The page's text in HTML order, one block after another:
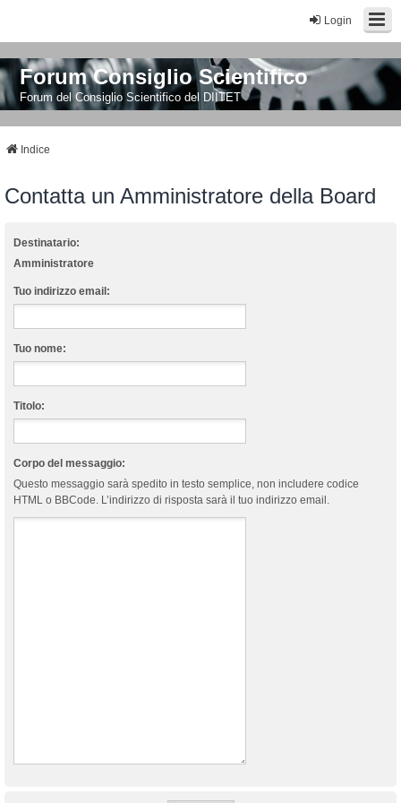
Login
Forum Consiglio Scientifico
Forum del Consiglio Scientifico del DIITET
Indice
Contatta un Amministratore della Board
Destinatario:
Amministratore
Tuo indirizzo email:
Tuo nome:
Titolo:
Corpo del messaggio:
Questo messaggio sarà spedito in testo semplice, non includere codice
HTML o BBCode. L’indirizzo di risposta sarà il tuo indirizzo email.